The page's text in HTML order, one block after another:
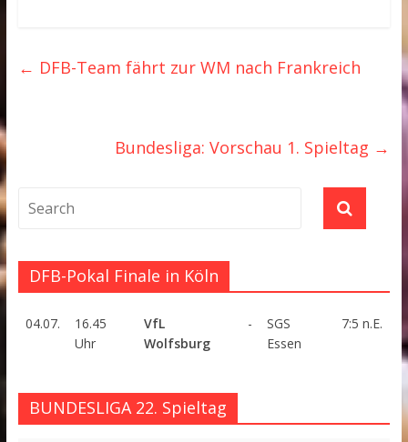
← DFB-Team fährt zur WM nach Frankreich
Bundesliga: Vorschau 1. Spieltag →
DFB-Pokal Finale in Köln
04.07.
16.45
Uhr
VfL
Wolfsburg
-
SGS
Essen
7:5 n.E.
BUNDESLIGA 22. Spieltag